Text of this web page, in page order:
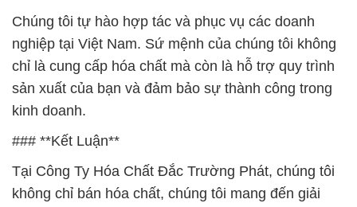
Chúng tôi tự hào hợp tác và phục vụ các doanh
nghiệp tại Việt Nam. Sứ mệnh của chúng tôi không
chỉ là cung cấp hóa chất mà còn là hỗ trợ quy trình
sản xuất của bạn và đảm bảo sự thành công trong
kinh doanh.
### **Kết Luận**
Tại Công Ty Hóa Chất Đắc Trường Phát, chúng tôi
không chỉ bán hóa chất, chúng tôi mang đến giải